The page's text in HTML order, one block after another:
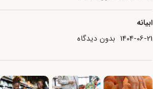
ابیانه
1404-06-21 بدون دیدگاه